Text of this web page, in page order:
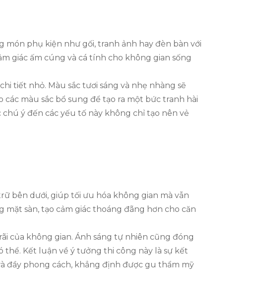
phụ kiện như gối, tranh ảnh hay đèn bàn với
giác ấm cúng và cá tính cho không gian sống
tiết nhỏ. Màu sắc tươi sáng và nhẹ nhàng sẽ
màu sắc bổ sung để tạo ra một bức tranh hài
ý đến các yếu tố này không chỉ tạo nên vẻ
bên dưới, giúp tối ưu hóa không gian mà vẫn
sàn, tạo cảm giác thoáng đãng hơn cho căn
của không gian. Ánh sáng tự nhiên cũng đóng
thể. Kết luận về ý tưởng thi công này là sự kết
đầy phong cách, khẳng định được gu thẩm mỹ